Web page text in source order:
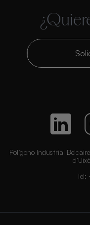
Polígono Industrial
Tel: